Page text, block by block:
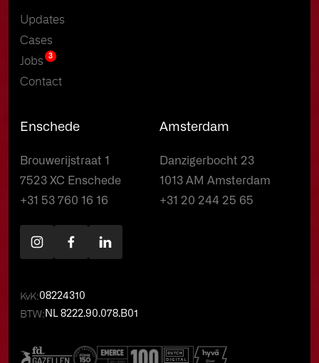
Updates
Cases
Jobs
3
Contact
Enschede
Brouwerijstraat 1
7523 XC Enschede
+31 53 760 16 16
Amsterdam
Danzigerbocht 23
1013 AM Amsterdam
+31 20 244 25 65
KvK:08224310
BTW: NL 8222.90.078.B01